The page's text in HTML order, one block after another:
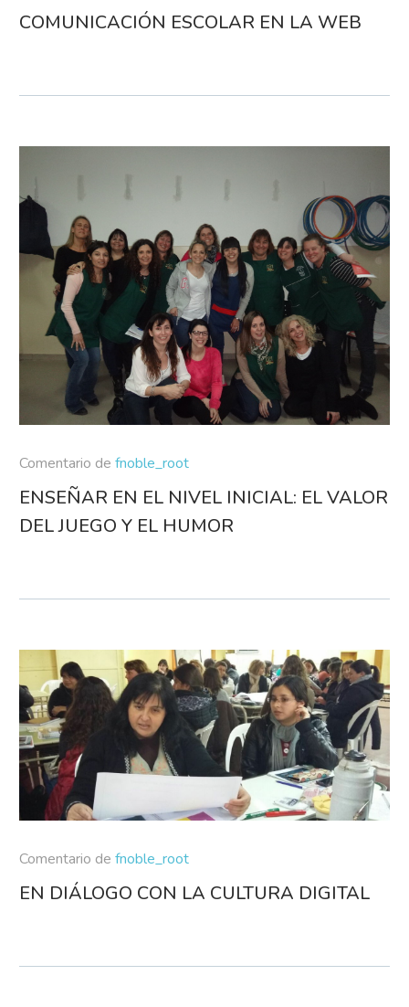
COMUNICACIÓN ESCOLAR EN LA WEB
Comentario de fnoble_root
ENSEÑAR EN EL NIVEL INICIAL: EL VALOR
DEL JUEGO Y EL HUMOR
Comentario de fnoble_root
EN DIÁLOGO CON LA CULTURA DIGITAL